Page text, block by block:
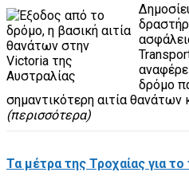
δρόμο
σημαντικότερη αιτία θανάτων
(περισσότερα)
Τα μέτρα της Τροχαίας για το